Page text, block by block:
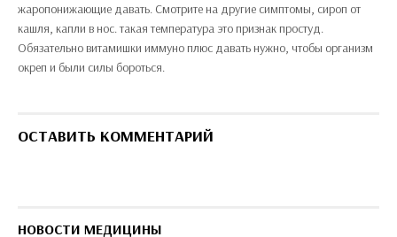
жаропонижающие давать. Смотрите на другие симптомы, сироп от
кашля, капли в нос. такая температура это признак простуд.
Обязательно витамишки иммуно плюс давать нужно, чтобы организм
окреп и были силы бороться.
ОСТАВИТЬ КОММЕНТАРИЙ
НОВОСТИ МЕДИЦИНЫ